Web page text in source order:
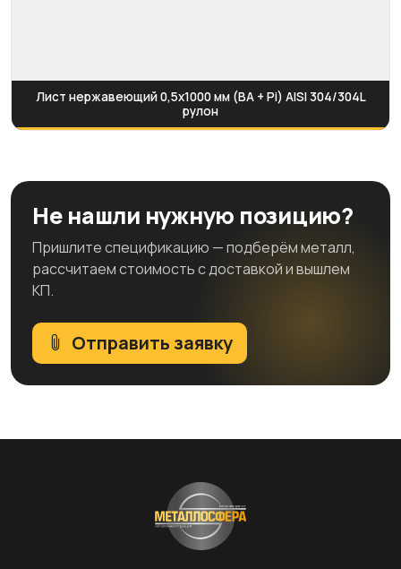
Лист нержавеющий 0,5х1000 мм (BA + Pi) AISI 304/304L
рулон
Не нашли нужную позицию?
Пришлите спецификацию — подберём металл,
рассчитаем стоимость с доставкой и вышлем
КП.
Отправить заявку